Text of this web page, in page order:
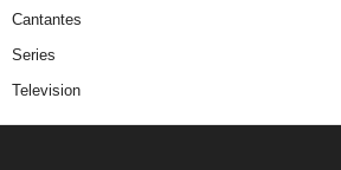
Cantantes
Series
Television